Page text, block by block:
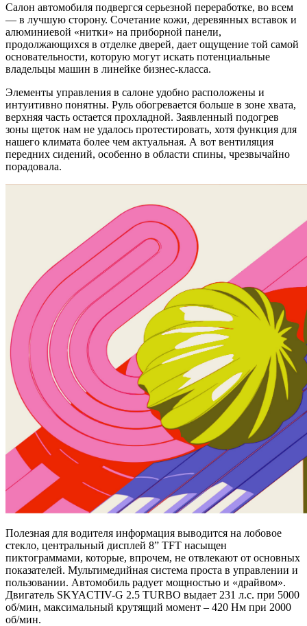
Салон автомобиля подвергся серьезной переработке, во всем
— в лучшую сторону. Сочетание кожи, деревянных вставок и
алюминиевой «нитки» на приборной панели,
продолжающихся в отделке дверей, дает ощущение той самой
основательности, которую могут искать потенциальные
владельцы машин в линейке бизнес-класса.
Элементы управления в салоне удобно расположены и
интуитивно понятны. Руль обогревается больше в зоне хвата,
верхняя часть остается прохладной. Заявленный подогрев
зоны щеток нам не удалось протестировать, хотя функция для
нашего климата более чем актуальная. А вот вентиляция
передних сидений, особенно в области спины, чрезвычайно
порадовала.
Полезная для водителя информация выводится на лобовое
стекло, центральный дисплей 8” TFT насыщен
пиктограммами, которые, впрочем, не отвлекают от основных
показателей. Мультимедийная система проста в управлении и
пользовании. Автомобиль радует мощностью и «драйвом».
Двигатель SKYACTIV-G 2.5 TURBO выдает 231 л.с. при 5000
об/мин, максимальный крутящий момент – 420 Нм при 2000
об/мин.